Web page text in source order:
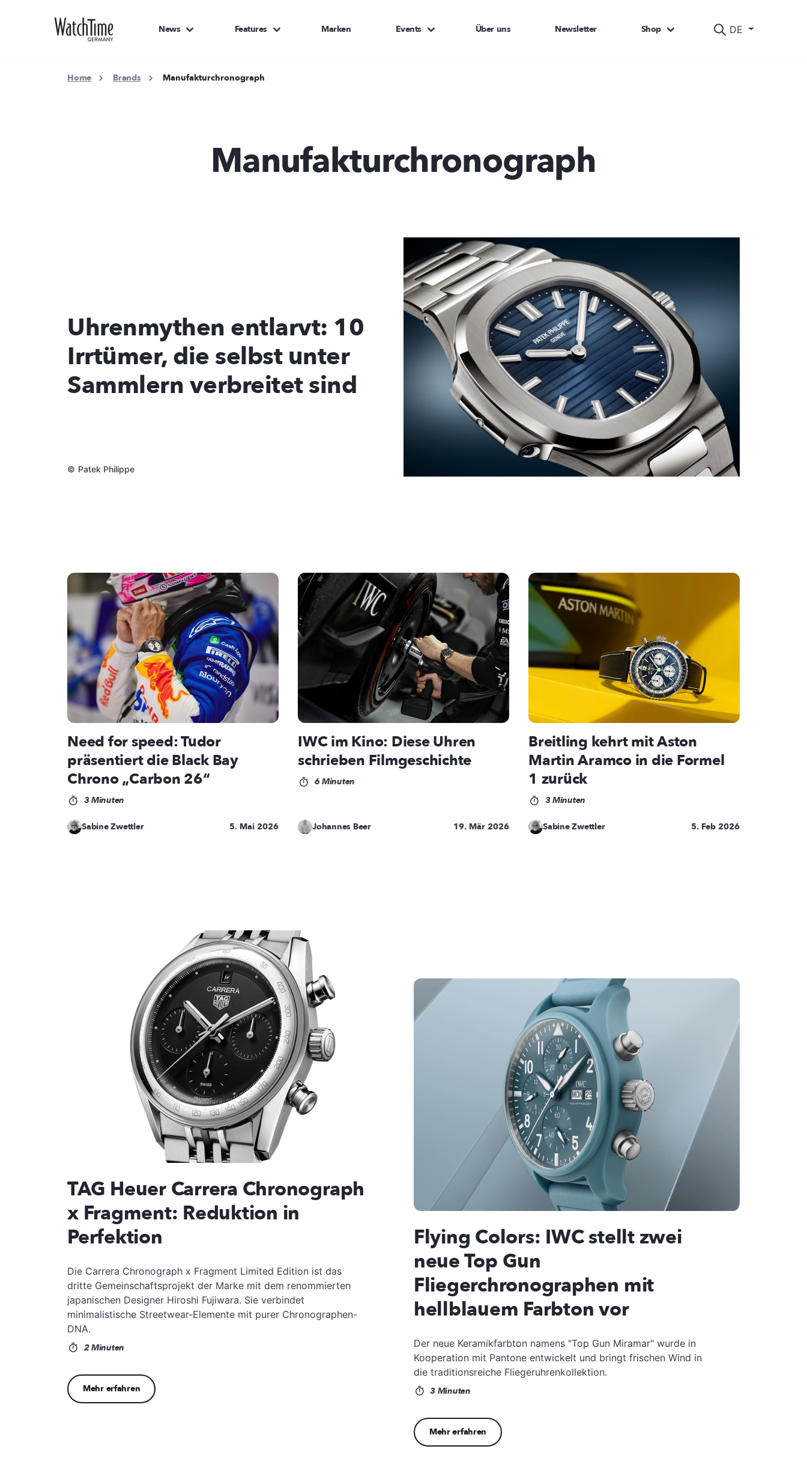
DE
News Features Marken Events Über uns Newsletter Shop
Home Brands Manufakturchronograph
Manufakturchronograph
Uhrenmythen entlarvt: 10
Irrtümer, die selbst unter
Sammlern verbreitet sind
© Patek Philippe
Need for speed: Tudor
präsentiert die Black Bay
Chrono „Carbon 26“
3 Minuten
Sabine Zwettler 5. Mai 2026
IWC im Kino: Diese Uhren
schrieben Filmgeschichte
6 Minuten
Johannes Beer 19. Mär 2026
Breitling kehrt mit Aston
Martin Aramco in die Formel
1 zurück
3 Minuten
Sabine Zwettler 5. Feb 2026
TAG Heuer Carrera Chronograph
x Fragment: Reduktion in
Perfektion
Die Carrera Chronograph x Fragment Limited Edition ist das
dritte Gemeinschaftsprojekt der Marke mit dem renommierten
japanischen Designer Hiroshi Fujiwara. Sie verbindet
minimalistische Streetwear-Elemente mit purer Chronographen-
DNA.
2 Minuten
Mehr erfahren
Flying Colors: IWC stellt zwei
neue Top Gun
Fliegerchronographen mit
hellblauem Farbton vor
Der neue Keramikfarbton namens "Top Gun Miramar" wurde in
Kooperation mit Pantone entwickelt und bringt frischen Wind in
die traditionsreiche Fliegeruhrenkollektion.
3 Minuten
Mehr erfahren